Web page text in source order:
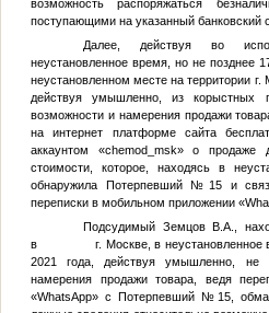
возможность распоряжаться
поступающими на указанный банковский
Далее, действуя во
неустановленное время, но не позднее
неустановленном месте на территории
действуя умышленно, из корыстных
возможности и намерения продажи
на интернет платформе сайта
аккаунтом «chemod_msk» о продаже
стоимости, которое, находясь в
обнаружила Потерпевший №15 и
переписки в мобильном приложении
Подсудимый Земцов В.А.
,
в г. Москве, в неустановленное
2021 года, действуя умышленно, не
намерения продажи товара, ведя
«WhatsApp» с Потерпевший №15 ,